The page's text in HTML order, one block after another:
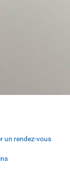
un rendez-vous